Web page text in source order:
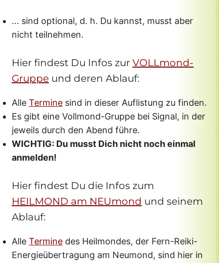
… sind optional, d. h. Du kannst, musst aber
nicht teilnehmen.
Hier findest Du Infos zur VOLLmond-
Gruppe und deren Ablauf:
Alle Termine sind in dieser Auflistung zu finden.
Es gibt eine Vollmond-Gruppe bei Signal, in der
jeweils durch den Abend führe.
WICHTIG: Du musst Dich nicht noch einmal
anmelden!
Hier findest Du die Infos zum
HEILMOND am NEUmond und seinem
Ablauf:
Alle Termine des Heilmondes, der Fern-Reiki-
Energieübertragung am Neumond, sind hier in